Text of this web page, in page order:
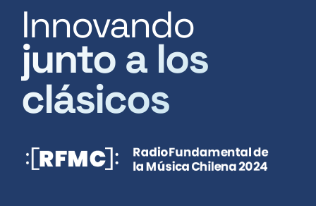
Innovando
junto a los
clásicos